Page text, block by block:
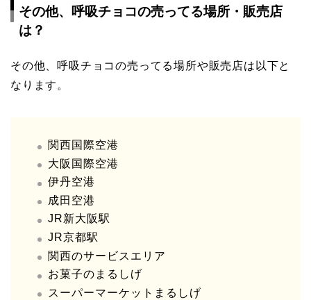
その他、呼吸チョコの売ってる場所・販売店
は？
その他、呼吸チョコの売ってる場所や販売店は以下と
なります。
関西国際空港
大阪国際空港
伊丹空港
成田空港
JR新大阪駅
JR京都駅
関西のサービスエリア
お菓子のまるしげ
スーパーマーケットまるしげ